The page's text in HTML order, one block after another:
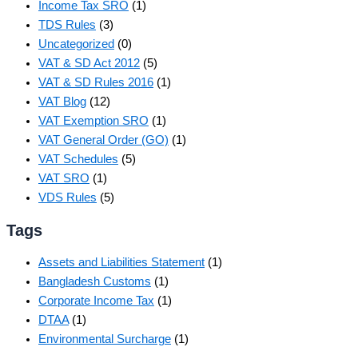
Income Tax SRO (1)
TDS Rules (3)
Uncategorized (0)
VAT & SD Act 2012 (5)
VAT & SD Rules 2016 (1)
VAT Blog (12)
VAT Exemption SRO (1)
VAT General Order (GO) (1)
VAT Schedules (5)
VAT SRO (1)
VDS Rules (5)
Tags
Assets and Liabilities Statement (1)
Bangladesh Customs (1)
Corporate Income Tax (1)
DTAA(1)
Environmental Surcharge (1)